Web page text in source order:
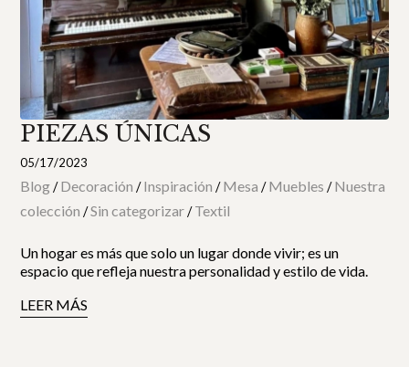
PIEZAS ÚNICAS
05/17/2023
Blog/Decoración /Inspiración /Mesa /Muebles /Nuestra
colección /Sin categorizar/Textil
Un hogar es más que solo un lugar donde vivir; es un
espacio que refleja nuestra personalidad y estilo de vida.
LEER MÁS